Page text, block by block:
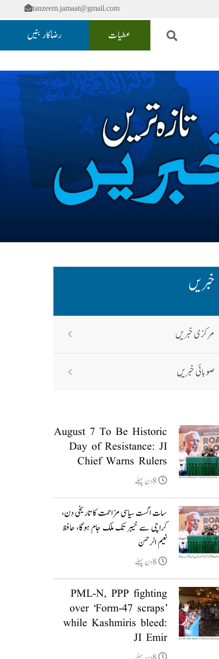
tanzeem.jamaat@gmail.com
عطیات رضاکار بنیں
خبریں
مرکزی خبریں
صوبائی خبریں
August 7 To Be Historic
Day of Resistance: JI
Chief Warns Rulers
سات اگست سیاسی مزاحمت کا تاریخی دن،
کراچی سے خیبر تک ملک جام ہوگا، حافظ
نعیم الرحمن
PML-N, PPP fighting
over ‘Form-47 scraps’
while Kashmiris bleed:
JI Emir